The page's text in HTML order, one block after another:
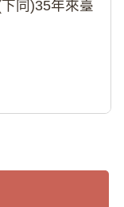
同)35年來臺
間函請其家屬